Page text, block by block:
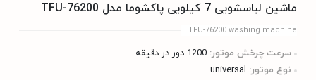
ماشین لباسشویی 7 کیلویی پاکشوما مدل TFU-76200
TFU-76200 washing machine
سرعت چرخش موتور: 1200 دور در دقیقه
نوع موتور: universal